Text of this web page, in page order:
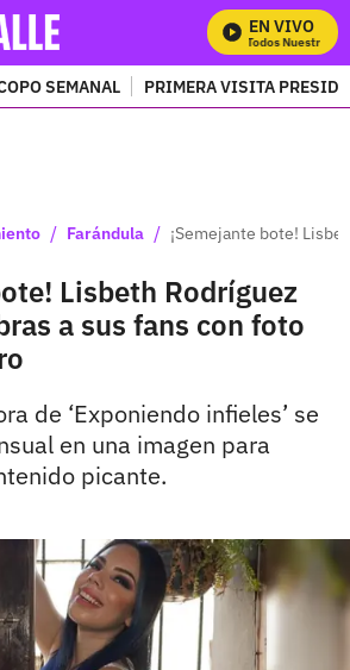
EN VIVO
Mira Todos Nuestros
SEMANAL PRIMERA VISITA
/ Farándula / ¡Semejante bote!
Lisbeth Rodríguez
a sus fans con foto
de ‘Exponiendo infieles’ se
en una imagen para
picante.